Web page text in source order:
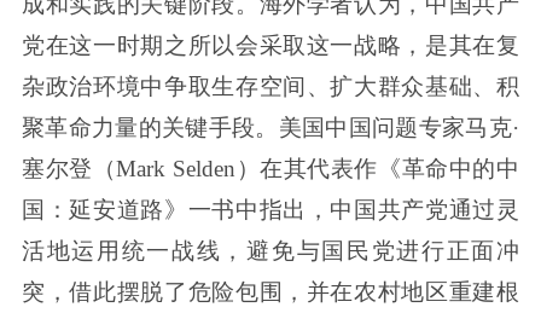
党在这一时期之所以会采取这一战略，是其在复
杂政治环境中争取生存空间、扩大群众基础、积
聚革命力量的关键手段。美国中国问题专家马克·
塞尔登（Mark Selden）在其代表作《革命中的中
国：延安道路》一书中指出，中国共产党通过灵
活地运用统一战线，避免与国民党进行正面冲
突，借此摆脱了危险包围，并在农村地区重建根